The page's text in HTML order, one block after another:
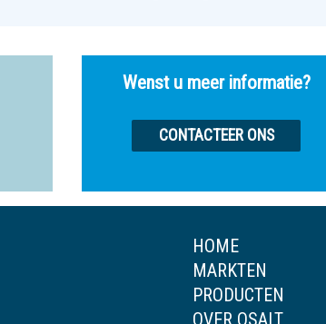
Wenst u meer informatie?
CONTACTEER ONS
HOME
MARKTEN
PRODUCTEN
OVER QSALT